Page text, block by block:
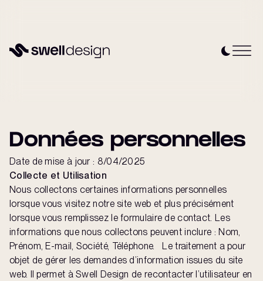
Données personnelles
Date de mise à jour : 8/04/2025
Collecte et Utilisation
Nous collectons certaines informations personnelles
lorsque vous visitez notre site web et plus précisément
lorsque vous remplissez le formulaire de contact. Les
informations que nous collectons peuvent inclure : Nom,
Prénom, E-mail, Société, Téléphone. Le traitement a pour
objet de gérer les demandes d’information issues du site
web. Il permet à Swell Design de recontacter l’utilisateur en